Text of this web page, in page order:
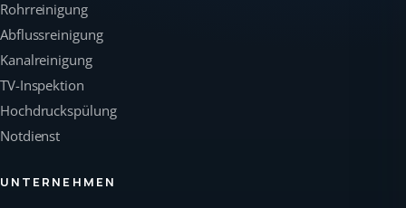
Rohrreinigung
Abflussreinigung
Kanalreinigung
TV-Inspektion
Hochdruckspülung
Notdienst
UNTERNEHMEN